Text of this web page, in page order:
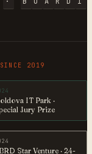
2019
IT Park ·
Jury Prize
Star Venture · 24-